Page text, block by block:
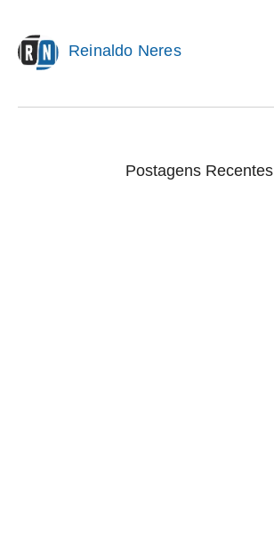
Reinaldo Neres
Postagens Recentes